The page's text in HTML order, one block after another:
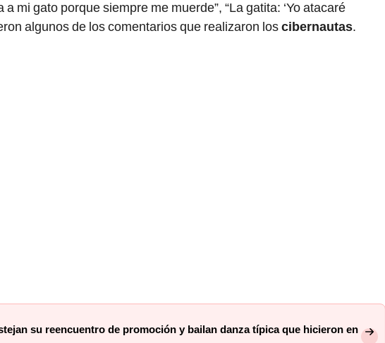
a mi gato porque siempre me muerde”, “La gatita: ‘Yo atacaré
algunos de los comentarios que realizaron loscibernautas.
su reencuentro de promoción y bailan danza típica que hicieron en